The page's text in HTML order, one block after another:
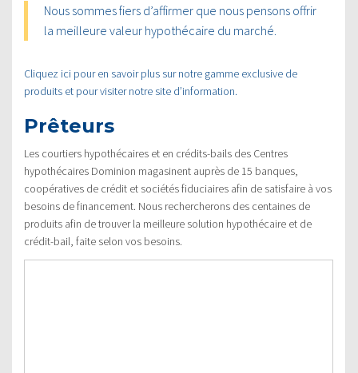
Nous sommes fiers d’affirmer que nous pensons offrir
la meilleure valeur hypothécaire du marché.
Cliquez ici pour en savoir plus sur notre gamme exclusive de
produits et pour visiter notre site d’information.
Prêteurs
Les courtiers hypothécaires et en crédits-bails des Centres
hypothécaires Dominion magasinent auprès de 15 banques,
coopératives de crédit et sociétés fiduciaires afin de satisfaire à vos
besoins de financement. Nous rechercherons des centaines de
produits afin de trouver la meilleure solution hypothécaire et de
crédit-bail, faite selon vos besoins.